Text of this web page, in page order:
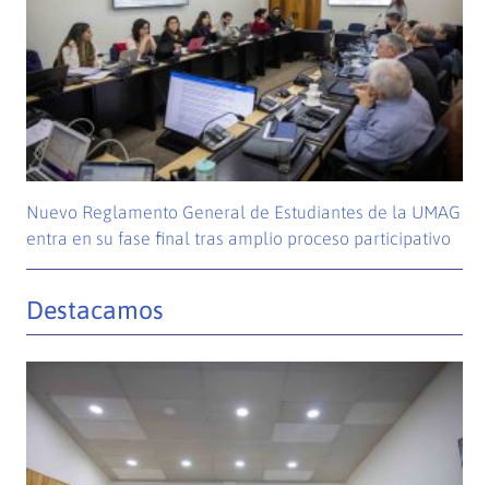
Nuevo Reglamento General de Estudiantes de la UMAG
entra en su fase final tras amplio proceso participativo
Destacamos